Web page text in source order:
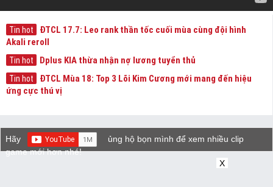
Tin hot
ĐTCL 17.7: Leo rank thần tốc cuối mùa cùng đội hình
Akali reroll
Tin hot Dplus KIA thừa nhận nợ lương tuyển thủ
Tin hot
ĐTCL Mùa 18: Top 3 Lõi Kim Cương mới mang đến hiệu
ứng cực thú vị
Hãy
ủng hộ bọn mình để xem nhiều clip
game mới hơn nhé!
X